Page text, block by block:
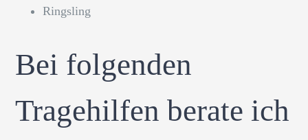
Ringsling
Bei folgenden
Tragehilfen berate ich